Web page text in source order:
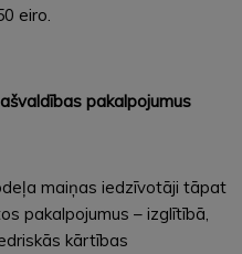
eiro.
pakalpojumus
maiņas iedzīvotāji tāpat
pakalpojumus – izglītībā,
kārtības